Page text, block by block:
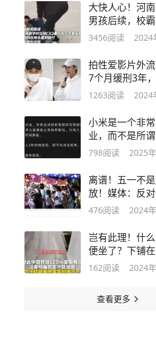
大快人心！河
男孩后续，校
友怒斥
3456阅读 2024
拍性爱影片外
7个月缓刑3年
评论区
1263阅读 2024
小米是一个非
业，而不是所谓
798阅读 2025
离谱！五一不
放！媒体：反
能装听不到
476阅读 2024
岂有此理！什
便坐了？下铺
位！
162阅读 2024
查看更多